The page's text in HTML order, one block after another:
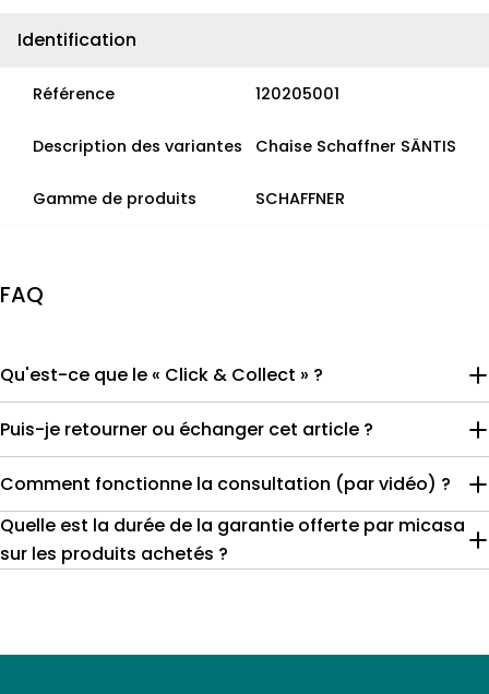
Identification
Référence 120205001
Description des variantes Chaise Schaffner SÄNTIS
Gamme de produits SCHAFFNER
FAQ
Qu'est-ce que le « Click & Collect » ?
Puis-je retourner ou échanger cet article ?
Comment fonctionne la consultation (par vidéo) ?
Quelle est la durée de la garantie offerte par micasa
sur les produits achetés ?